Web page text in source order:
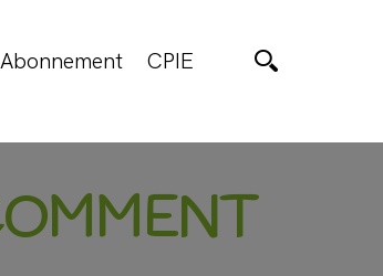
Abonnement CPIE